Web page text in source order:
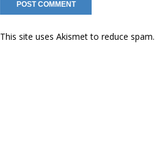
This site uses Akismet to reduce spam.